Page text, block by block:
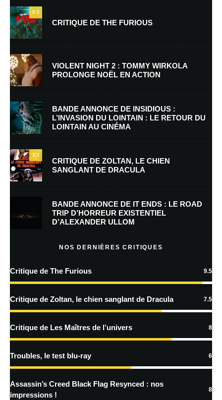
Nom*
E-mail* Site web
Enregistrer mon nom, mon e-mail et mon site dans le navigateur pour
mon prochain commentaire.
Prévenez-moi de tous les nouveaux commentaires par e-mail.
En savoir
traitées
9.5
CRITIQUE DE THE FURIOUS
VIOLENT NIGHT 2 : TOMMY WIRKOLA
PROLONGE NOËL EN ACTION
BANDE ANNONCE DE INSIDIOUS :
L’INVASION DU LOINTAIN : LE RETOUR DU
LOINTAIN AU CINÉMA
7.5
CRITIQUE DE ZOLTAN, LE CHIEN
SANGLANT DE DRACULA
BANDE ANNONCE DE IT ENDS : LE ROAD
TRIP D’HORREUR EXISTENTIEL
D’ALEXANDER ULLOM
NOS DERNIÈRES CRITIQUES
Critique de The Furious 9.5
Critique de Zoltan, le chien sanglant de Dracula 7.5
Critique de Les Maîtres de l’univers 8
Troubles, le test blu-ray 6
Assassin’s Creed Black Flag Resynced : nos
impressions !
8